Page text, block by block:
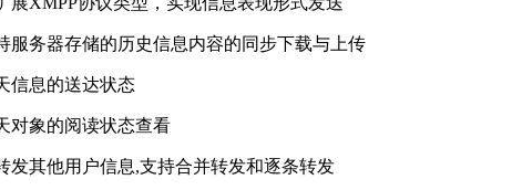
服务器存储的历史信息内容的同步下载与上传
信息的送达状态
对象的阅读状态查看
发其他用户信息,支持合并转发和逐条转发